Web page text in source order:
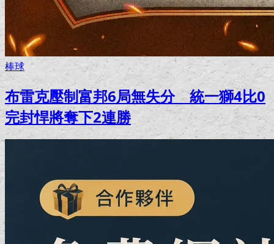
棒球
布雷克壓制富邦6局無失分 統一獅4比0
完封悍將奪下2連勝